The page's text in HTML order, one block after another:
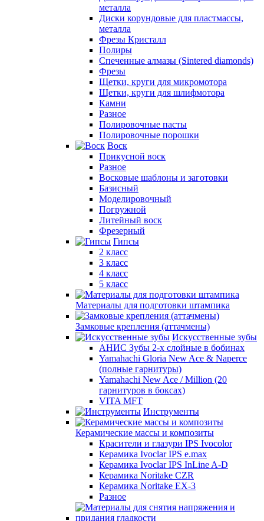
металла
Диски корундовые для пластмассы,
металла
Фрезы Кристалл
Полиры
Спеченные алмазы (Sintered diamonds)
Фрезы
Щетки, круги для микромотора
Щетки, круги для шлифмотора
Камни
Разное
Полировочные пасты
Полировочные порошки
Воск
Прикусной воск
Разное
Восковые шаблоны и заготовки
Базисный
Моделировочный
Погружной
Литейный воск
Фрезерный
Гипсы
2 класс
3 класс
4 класс
5 класс
Материалы для подготовки штампика
Замковые крепления (аттачмены)
Искусственные зубы
АНИС Зубы 2-х слойные в бобинах
Yamahachi Gloria New Ace & Naperce
(полные гарнитуры)
Yamahachi New Ace / Million (20
гарнитуров в боксах)
VITA MFT
Инструменты
Керамические массы и композиты
Красители и глазури IPS Ivocolor
Керамика Ivoclar IPS e.max
Керамика Ivoclar IPS InLine A-D
Керамика Noritake CZR
Керамика Noritake EX-3
Разное